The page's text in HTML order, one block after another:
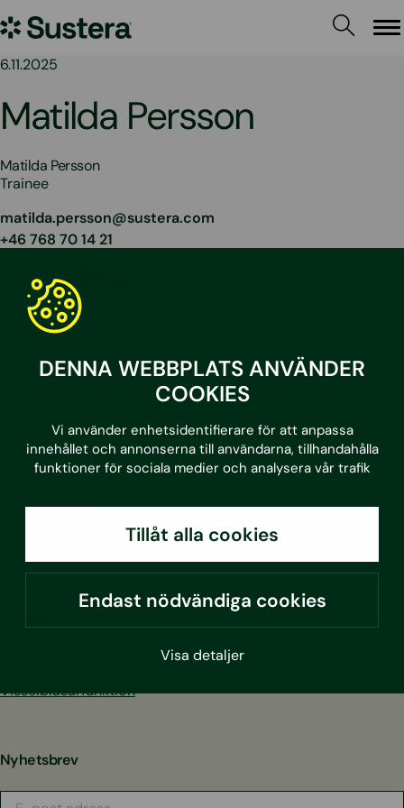
DENNA WEBBPLATS ANVÄNDER
COOKIES
Vi använder enhetsidentifierare för att anpassa
innehållet och annonserna till användarna, tillhandahålla
funktioner för sociala medier och analysera vår trafik
Tillåt alla cookies
Endast nödvändiga cookies
Visa detaljer
till
Sustera
Sweden
6.11.2025
Matilda Persson
Matilda Persson
Trainee
matilda.persson@sustera.com
+46 768 70 14 21
Sustera
Sweden
Kontakta oss
LinkedInFacebook
Instagram
Youtube
Alla tjänster
Kontakt
Visselblåsarfunktion
Nyhetsbrev